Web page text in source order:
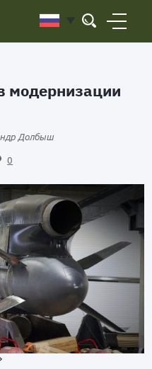
модернизации
Долбыш
0